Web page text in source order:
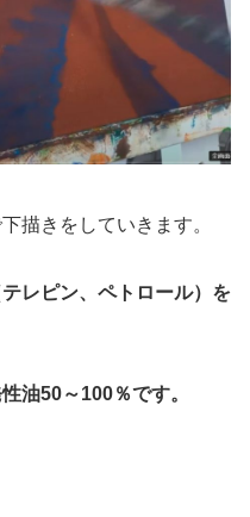
描きをしていきます。
レピン、ペトロール）を
油50～100％です。